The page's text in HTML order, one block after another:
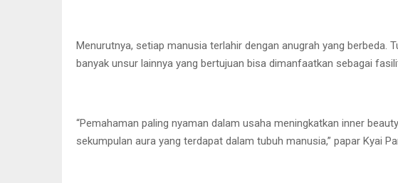
Menurutnya, setiap manusia terlahir dengan anugrah yang berbeda.
banyak unsur lainnya yang bertujuan bisa dimanfaatkan sebagai
“Pemahaman paling nyaman dalam usaha meningkatkan inner
sekumpulan aura yang terdapat dalam tubuh manusia,” papar Kyai